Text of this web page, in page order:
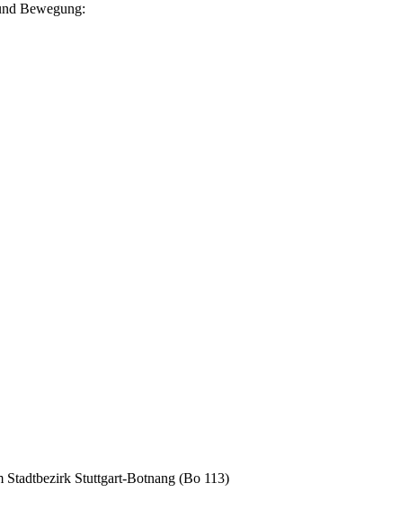
Bewegung:
Stadtbezirk Stuttgart-Botnang (Bo 113)